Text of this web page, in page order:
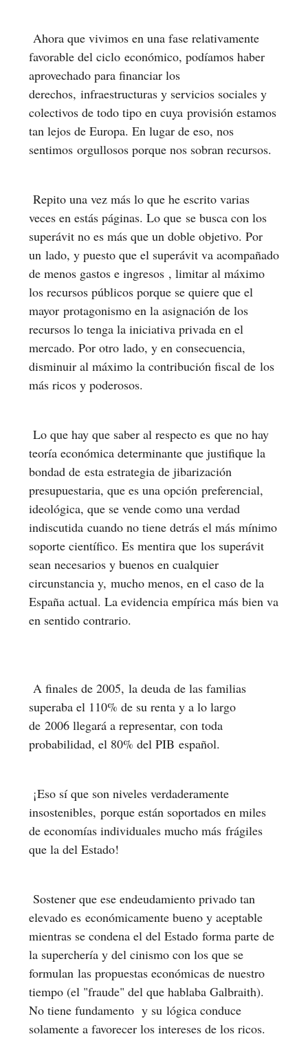
Ahora que vivimos en una fase relativamente
favorable del ciclo económico, podíamos haber
aprovechado para financiar los
derechos, infraestructuras y servicios sociales y
colectivos de todo tipo en cuya provisión estamos
tan lejos de Europa. En lugar de eso, nos
sentimos orgullosos porque nos sobran recursos.
Repito una vez más lo que he escrito varias
veces en estás páginas. Lo que se busca con los
superávit no es más que un doble objetivo. Por
un lado, y puesto que el superávit va acompañado
de menos gastos e ingresos , limitar al máximo
los recursos públicos porque se quiere que el
mayor protagonismo en la asignación de los
recursos lo tenga la iniciativa privada en el
mercado. Por otro lado, y en consecuencia,
disminuir al máximo la contribución fiscal de los
más ricos y poderosos.
Lo que hay que saber al respecto es que no hay
teoría económica determinante que justifique la
bondad de esta estrategia de jibarización
presupuestaria, que es una opción preferencial,
ideológica, que se vende como una verdad
indiscutida cuando no tiene detrás el más mínimo
soporte científico. Es mentira que los superávit
sean necesarios y buenos en cualquier
circunstancia y, mucho menos, en el caso de la
España actual. La evidencia empírica más bien va
en sentido contrario.
A finales de 2005, la deuda de las familias
superaba el 110% de su renta y a lo largo
de 2006 llegará a representar, con toda
probabilidad, el 80% del PIB español.
¡Eso sí que son niveles verdaderamente
insostenibles, porque están soportados en miles
de economías individuales mucho más frágiles
que la del Estado!
Sostener que ese endeudamiento privado tan
elevado es económicamente bueno y aceptable
mientras se condena el del Estado forma parte de
la superchería y del cinismo con los que se
formulan las propuestas económicas de nuestro
tiempo (el "fraude" del que hablaba Galbraith).
No tiene fundamento y su lógica conduce
solamente a favorecer los intereses de los ricos.